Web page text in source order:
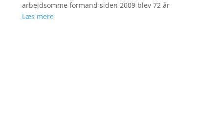
arbejdsomme formand siden 2009 blev 72 år
Læs mere